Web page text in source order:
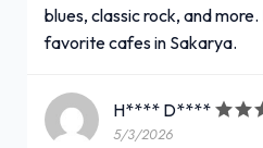
blues, classic rock, and
favorite cafes in Sakarya.
H**** D****
5/3/2026